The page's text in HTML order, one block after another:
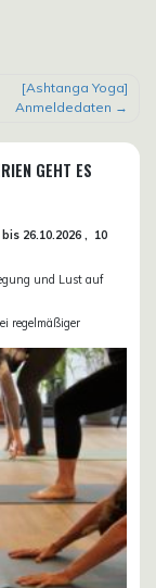
[Ashtanga Yoga]
Anmeldedaten
GEHT ES
bis 26.10.2026 , 10
und Lust auf
regelmäßiger